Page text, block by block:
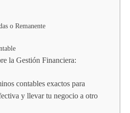
o Remanente
la Gestión Financiera:
contables exactos para
y llevar tu negocio a otro